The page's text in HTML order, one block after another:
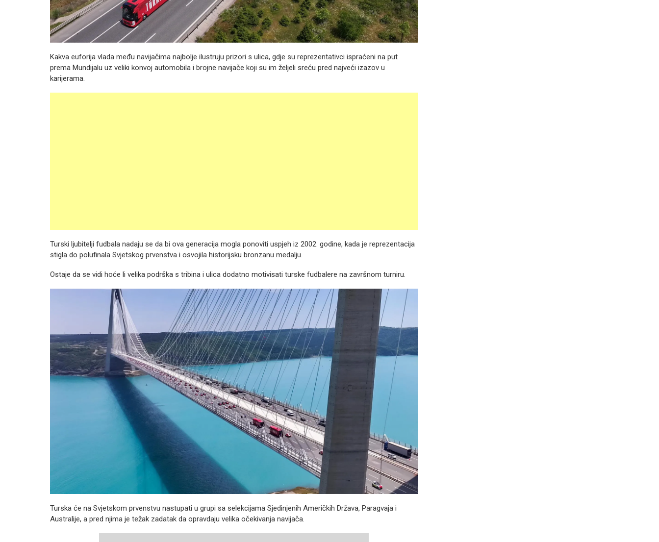
Kakva euforija vlada među navijačima najbolje ilustruju prizori s ulica, gdje su reprezentativci ispraćeni na put
prema Mundijalu uz veliki konvoj automobila i brojne navijače koji su im željeli sreću pred najveći izazov u
karijerama.
Turski ljubitelji fudbala nadaju se da bi ova generacija mogla ponoviti uspjeh iz 2002. godine, kada je reprezentacija
stigla do polufinala Svjetskog prvenstva i osvojila historijsku bronzanu medalju.
Ostaje da se vidi hoće li velika podrška s tribina i ulica dodatno motivisati turske fudbalere na završnom turniru.
Turska će na Svjetskom prvenstvu nastupati u grupi sa selekcijama Sjedinjenih Američkih Država, Paragvaja i
Australije, a pred njima je težak zadatak da opravdaju velika očekivanja navijača.